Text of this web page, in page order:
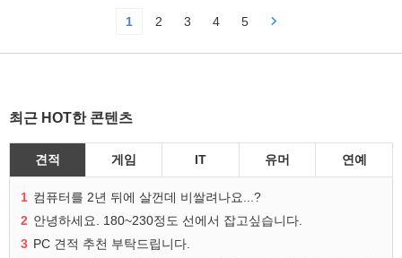
1 2 3 4 5
최근 HOT한 콘텐츠
견적 게임 IT 유머 연예
1 컴퓨터를 2년 뒤에 살껀데 비쌀려나요...?
2 안녕하세요. 180~230정도 선에서 잡고싶습니다.
3 PC 견적 추천 부탁드립니다.